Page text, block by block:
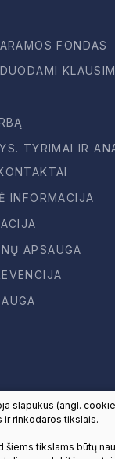
FONDAS
TYRIMAI IR
INFORMACIJA
APSAUGA
saugomos
slapukus (angl.
rinkodaros tikslais.
šiems tikslams būtų